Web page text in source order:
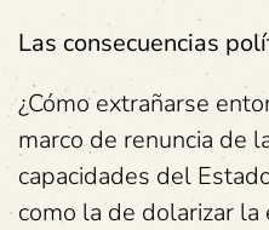
Las consecuencias
¿Cómo extrañarse
marco de renuncia de
capacidades del
como la de dolarizar la